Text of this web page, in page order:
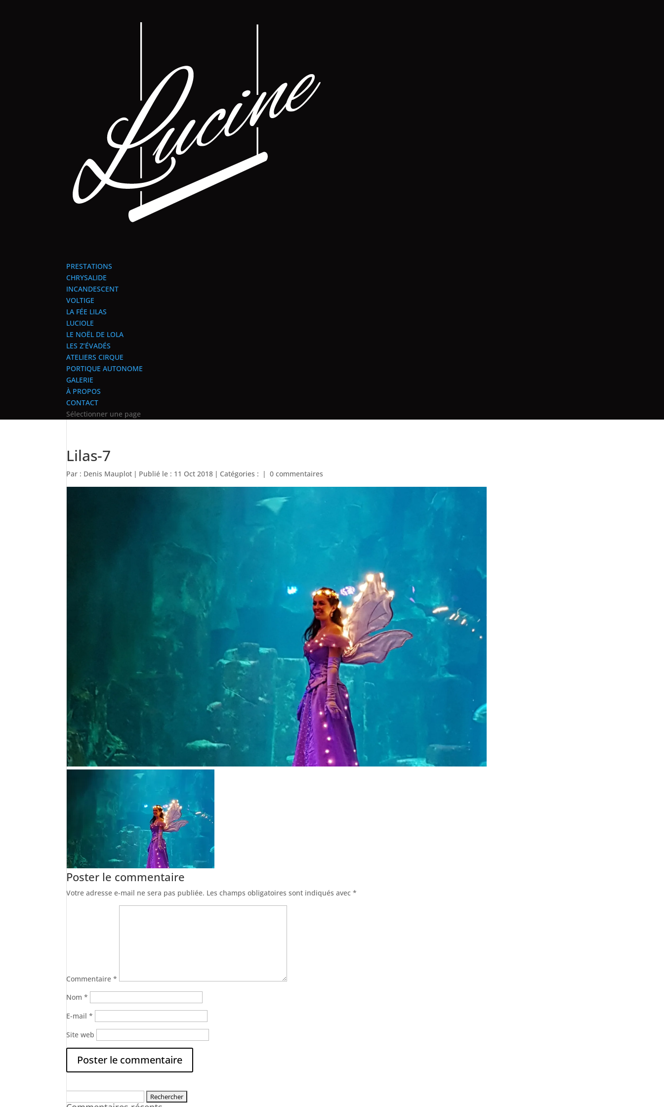
PRESTATIONS
CHRYSALIDE
INCANDESCENT
VOLTIGE
LA FÉE LILAS
LUCIOLE
LE NOËL DE LOLA
LES Z’ÉVADÉS
ATELIERS CIRQUE
PORTIQUE AUTONOME
GALERIE
À PROPOS
CONTACT
Sélectionner une page
Lilas-7
Par : Denis Mauplot | Publié le : 11 Oct 2018 | Catégories : | 0 commentaires
Poster le commentaire
Votre adresse e-mail ne sera pas publiée. Les champs obligatoires sont indiqués avec*
Commentaire*
Nom*
E-mail*
Site web